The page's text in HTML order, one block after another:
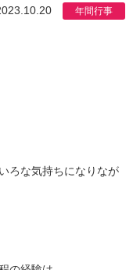
年間行事
ろな気持ちになりなが